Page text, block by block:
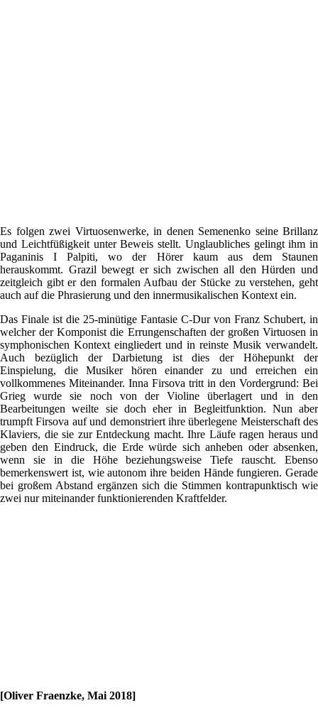
Es folgen zwei Virtuosenwerke, in denen Semenenko seine Brillanz
und Leichtfüßigkeit unter Beweis stellt. Unglaubliches gelingt ihm in
Paganinis I Palpiti, wo der Hörer kaum aus dem Staunen
herauskommt. Grazil bewegt er sich zwischen all den Hürden und
zeitgleich gibt er den formalen Aufbau der Stücke zu verstehen, geht
auch auf die Phrasierung und den innermusikalischen Kontext ein.
Das Finale ist die 25-minütige Fantasie C-Dur von Franz Schubert, in
welcher der Komponist die Errungenschaften der großen Virtuosen in
symphonischen Kontext eingliedert und in reinste Musik verwandelt.
Auch bezüglich der Darbietung ist dies der Höhepunkt der
Einspielung, die Musiker hören einander zu und erreichen ein
vollkommenes Miteinander. Inna Firsova tritt in den Vordergrund: Bei
Grieg wurde sie noch von der Violine überlagert und in den
Bearbeitungen weilte sie doch eher in Begleitfunktion. Nun aber
trumpft Firsova auf und demonstriert ihre überlegene Meisterschaft des
Klaviers, die sie zur Entdeckung macht. Ihre Läufe ragen heraus und
geben den Eindruck, die Erde würde sich anheben oder absenken,
wenn sie in die Höhe beziehungsweise Tiefe rauscht. Ebenso
bemerkenswert ist, wie autonom ihre beiden Hände fungieren. Gerade
bei großem Abstand ergänzen sich die Stimmen kontrapunktisch wie
zwei nur miteinander funktionierenden Kraftfelder.
[Oliver Fraenzke, Mai 2018]